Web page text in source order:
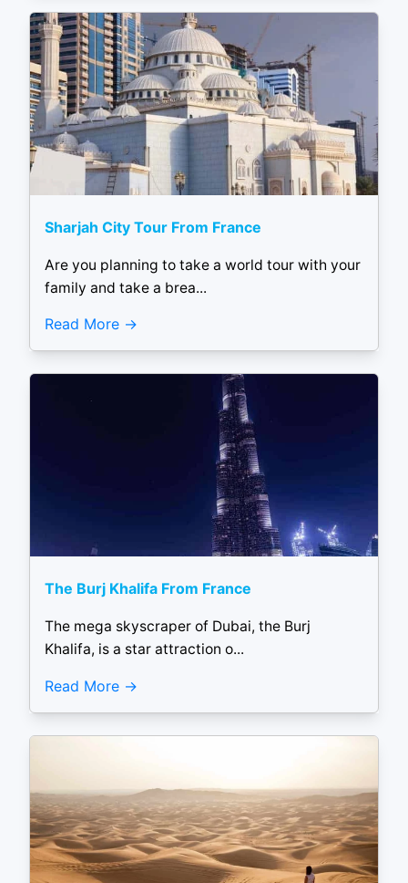
Sharjah City Tour From France
Are you planning to take a world tour with your
family and take a brea...
Read More
The Burj Khalifa From France
The mega skyscraper of Dubai, the Burj
Khalifa, is a star attraction o...
Read More